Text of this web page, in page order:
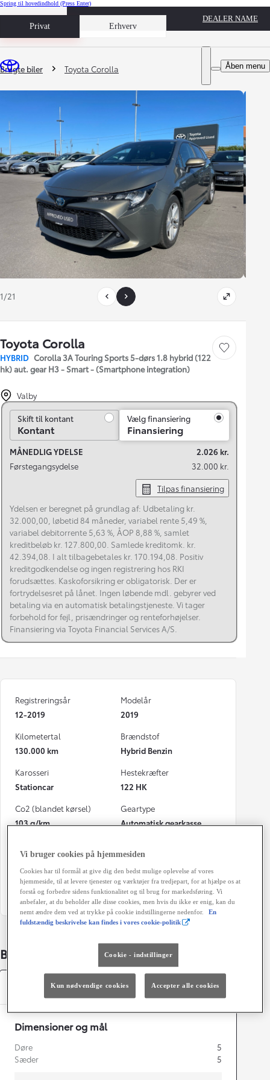
Spring til hovedindhold (Press Enter)
Privat Erhverv
Book prøvetur
DEALER NAME
Åben menu
Du er her
Brugte biler Toyota Corolla
1/21
Toyota Corolla
HYBRID Corolla 3A Touring Sports 5-dørs 1.8 hybrid (122
hk) aut. gear H3 - Smart - (Smartphone integration)
Gem bil
Valby
Skift til kontant
Skift til kontant
Kontant
Vælg finansiering
Finansiering
MÅNEDLIG YDELSE
2.026 kr.
Førstegangsydelse
32.000 kr.
Tilpas finansiering
Ydelsen er beregnet på grundlag af: Udbetaling kr.
32.000,00, løbetid 84 måneder, variabel rente 5,49 %,
variabel debitorrente 5,63 %, ÅOP 8,88 %, samlet
kreditbeløb kr. 127.800,00. Samlede kreditomk. kr.
42.394,08. I alt tilbagebetales kr. 170.194,08. Positiv
kreditgodkendelse og ingen registrering hos RKI
forudsættes. Kaskoforsikring er obligatorisk. Der er
fortrydelsesret på lånet. Ingen løbende mdl. gebyrer ved
betaling via en automatisk betalingstjeneste. Vi tager
forbehold for fejl, prisændringer og renteforhøjelser.
Finansiering via Toyota Financial Services A/S.
Registreringsår
12-2019
Modelår
2019
Kilometertal
130.000 km
Brændstof
Hybrid Benzin
Karosseri
Stationcar
Hestekræfter
122 HK
Co2 (blandet kørsel)
103 g/km
Geartype
Automatisk gearkasse
6X1 Oxide Bronze
Grøn ejerafgift (årligt)
1.280 kr.
Bildetaljer
Specifikationer
Dimensioner og mål
Døre
5
Sæder
5
Vi bruger cookies på hjemmesiden
Cookies har til formål at give dig den bedst mulige oplevelse af vores
hjemmeside, til at levere tjenester og værktøjer fra tredjepart, for at hjælpe os at
forstå og forbedre sidens funktionalitet og til brug for markedsføring. Vi
anbefaler, at du beholder alle disse cookies, men hvis du ikke er enig, kan du
nemt ændre dem ved at trykke på cookie indstillingerne nedenfor.
En
fuldstændig beskrivelse kan findes i vores cookie-politik
Cookie - indstillinger
Kun nødvendige cookies Accepter alle cookies